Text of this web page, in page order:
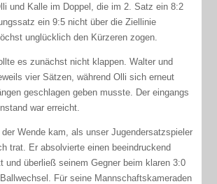
und Kalle im Doppel, die im 2. Satz ein 8:2
ein 9:5 nicht über die Ziellinie
unglücklich den Kürzeren zogen.
es zunächst nicht klappen. Walter und
vier Sätzen, während Olli sich erneut
geschlagen geben musste. Der eingangs
war erreicht.
Wende kam, als unser Jugendersatzspieler
trat. Er absolvierte einen beeindruckend
und überließ seinem Gegner beim klaren 3:0
Für seine Mannschaftskameraden